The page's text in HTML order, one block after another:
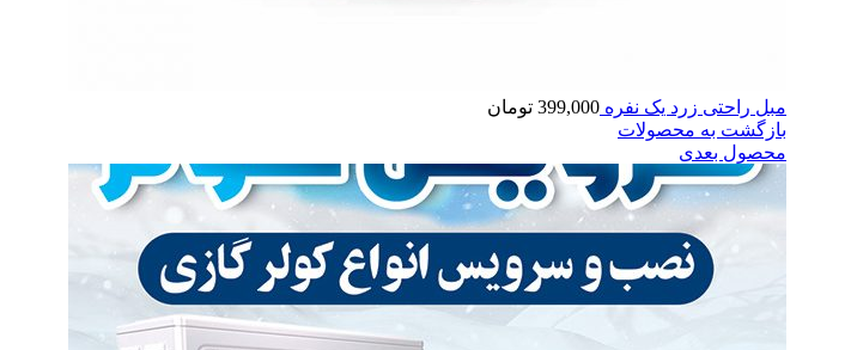
مبل راحتی زرد یک نفره 399,000 تومان
بازگشت به محصولات
محصول بعدی